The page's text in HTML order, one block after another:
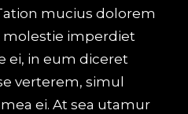
mucius dolorem
imperdiet
ei, in eum diceret
verterem, simul
ei. At sea utamur